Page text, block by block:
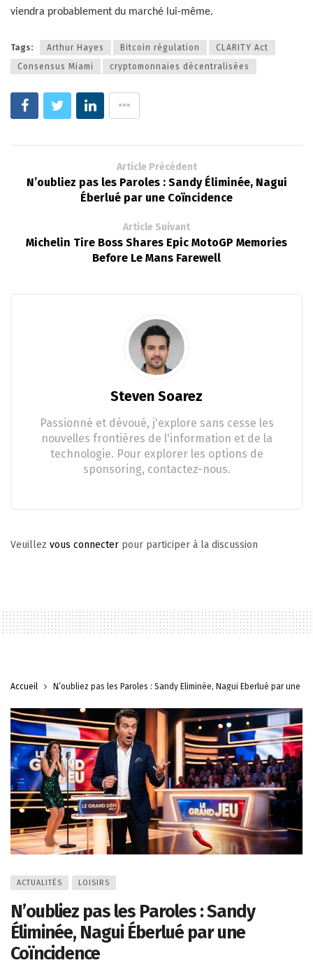
viendra probablement du marché lui-même.
Tags: Arthur Hayes Bitcoin régulation
CLARITY Act
Consensus Miami
cryptomonnaies décentralisées
Article Précédent
N’oubliez pas les Paroles : Sandy Éliminée, Nagui
Éberlué par une Coïncidence
Article Suivant
Michelin Tire Boss Shares Epic MotoGP Memories
Before Le Mans Farewell
Steven Soarez
Passionné et dévoué, j'explore sans cesse les
nouvelles frontières de l'information et de la
technologie. Pour explorer les options de
sponsoring, contactez-nous.
Veuillez vous connecter pour participer à la discussion
Accueil N’oubliez pas les Paroles : Sandy Éliminée, Nagui Éberlué par une
ACTUALITÉS LOISIRS
N’oubliez pas les Paroles : Sandy
Éliminée, Nagui Éberlué par une
Coïncidence